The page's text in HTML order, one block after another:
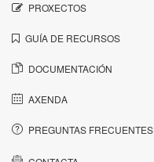
PROXECTOS
GUÍA DE RECURSOS
DOCUMENTACIÓN
AXENDA
PREGUNTAS FRECUENTES